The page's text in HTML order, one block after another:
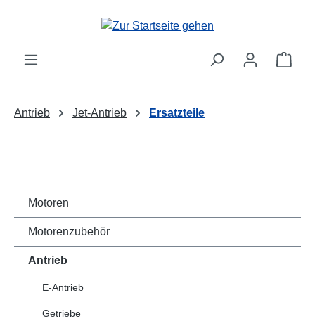
Zum Hauptinhalt springen
Antrieb Jet-Antrieb Ersatzteile
Motoren
Motorenzubehör
Antrieb
E-Antrieb
Getriebe